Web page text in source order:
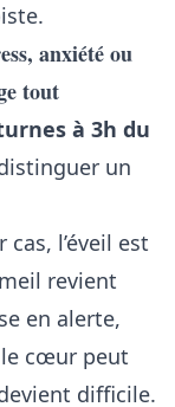
anxiété ou
tout
à 3h du
un
l’éveil est
revient
en alerte,
le cœur peut
difficile.